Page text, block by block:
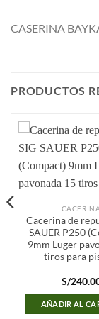
CASERINA
PRODUCTOS
CACERINA
Cacerina de
SAUER P250
9mm Luger
tiros para
S/
AÑADIR AL